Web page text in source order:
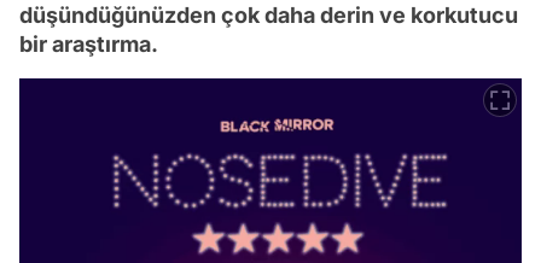
düşündüğünüzden çok daha derin ve korkutucu
bir araştırma.